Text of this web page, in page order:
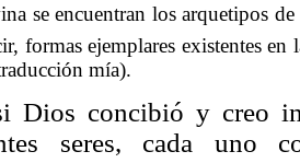
se encuentran los arquetipos de
formas ejemplares existentes
mía).
Dios concibió y creo
seres, cada uno